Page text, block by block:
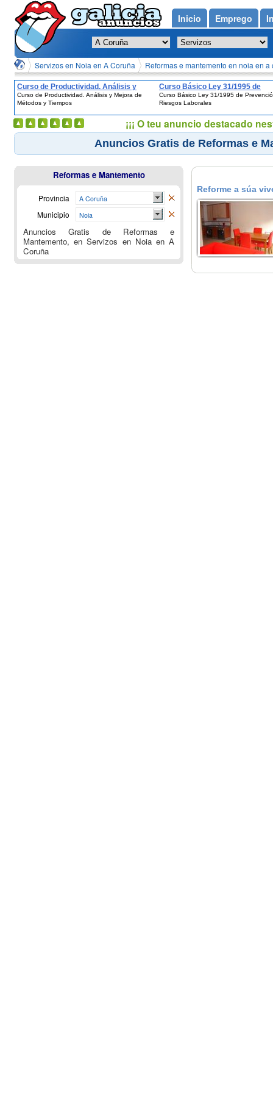
Servizos en Noia en A Coruña Reformas e mantemento en noia en a
Curso de Productividad. Análisis y
Mejora de Métodos y Tiempos
Curso de Productividad. Análisis y Mejora de
Métodos y Tiempos
Curso Básico Ley 31/1995 de
Prevención de Riesgos
Curso Básico Ley 31/1995 de
Riesgos Laborales
Anuncios Gratis de Reformas e
Reforme a súa
Reformas e Mantemento
Provincia A Coruña
Municipio Noia
Anuncios Gratis de Reformas e
Mantemento, en Servizos en Noia en A
Coruña
Inicio Emprego
¡¡¡ O teu anuncio destacado